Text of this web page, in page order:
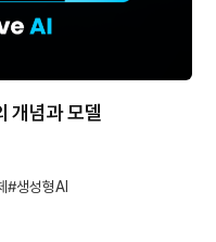
념과 모델
생성형AI